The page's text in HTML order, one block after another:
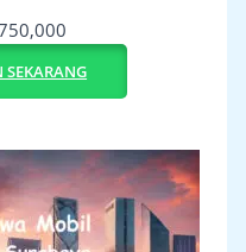
SEKARANG